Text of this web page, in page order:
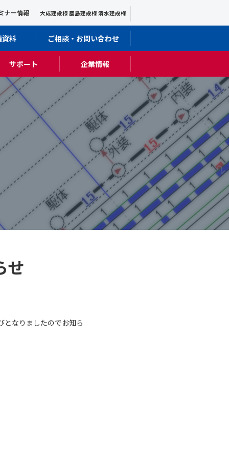
サポート 企業情報
ナー情報 大成建設様 鹿島建設様 清水建設様
料 ご相談・お問い合わせ
せ
となりましたのでお知ら